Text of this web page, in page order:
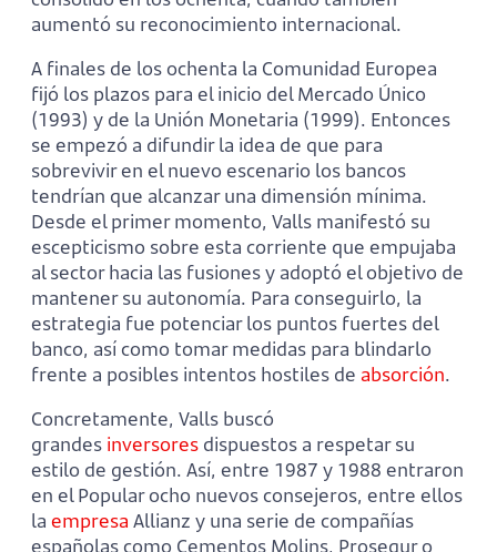
aumentó su reconocimiento internacional.
A finales de los ochenta la Comunidad Europea
fijó los plazos para el inicio del Mercado Único
(1993) y de la Unión Monetaria (1999). Entonces
se empezó a difundir la idea de que para
sobrevivir en el nuevo escenario los bancos
tendrían que alcanzar una dimensión mínima.
Desde el primer momento, Valls manifestó su
escepticismo sobre esta corriente que empujaba
al sector hacia las fusiones y adoptó el objetivo de
mantener su autonomía. Para conseguirlo, la
estrategia fue potenciar los puntos fuertes del
banco, así como tomar medidas para blindarlo
frente a posibles intentos hostiles de absorción.
Concretamente, Valls buscó
grandes inversores dispuestos a respetar su
estilo de gestión. Así, entre 1987 y 1988 entraron
en el Popular ocho nuevos consejeros, entre ellos
la empresa Allianz y una serie de compañías
españolas como Cementos Molins, Prosegur o